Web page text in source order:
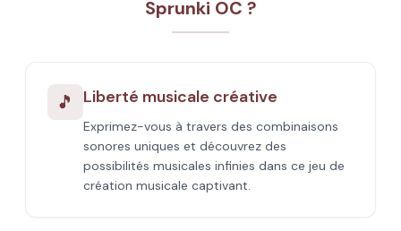
Sprunki OC ?
🎵 Liberté musicale créative
Exprimez-vous à travers des combinaisons
sonores uniques et découvrez des
possibilités musicales infinies dans ce jeu de
création musicale captivant.